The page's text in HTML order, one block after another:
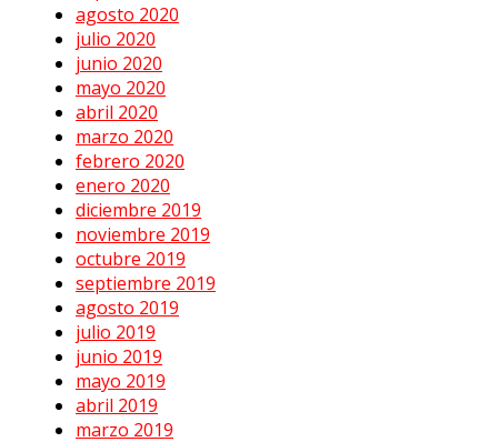
agosto 2020
julio 2020
junio 2020
mayo 2020
abril 2020
marzo 2020
febrero 2020
enero 2020
diciembre 2019
noviembre 2019
octubre 2019
septiembre 2019
agosto 2019
julio 2019
junio 2019
mayo 2019
abril 2019
marzo 2019